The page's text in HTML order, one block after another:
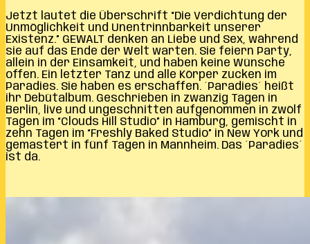
Jetzt lautet die Überschrift “Die Verdichtung der
Unmöglichkeit und Unentrinnbarkeit unserer
Existenz.” GEWALT denken an Liebe und Sex, während
sie auf das Ende der Welt warten. Sie feiern Party,
allein in der Einsamkeit, und haben keine Wünsche
offen. Ein letzter Tanz und alle Körper zucken im
Paradies. Sie haben es erschaffen. ´Paradies´ heißt
ihr Debütalbum. Geschrieben in zwanzig Tagen in
Berlin, live und ungeschnitten aufgenommen in zwölf
Tagen im “Clouds Hill Studio” in Hamburg, gemischt in
zehn Tagen im “Freshly Baked Studio” in New York und
gemastert in fünf Tagen in Mannheim. Das ´Paradies´
ist da.